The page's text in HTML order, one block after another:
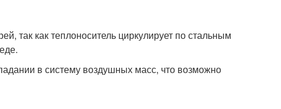
так как теплоноситель циркулирует по стальным
в систему воздушных масс, что возможно